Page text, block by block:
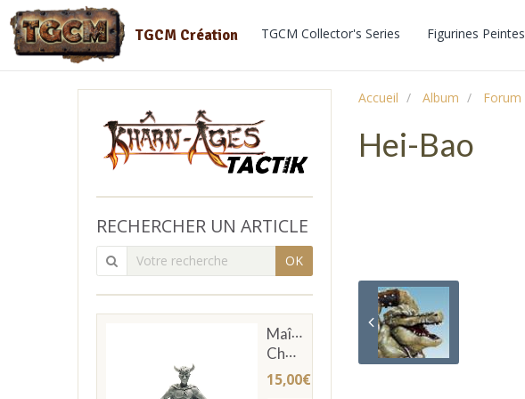
TGCM Création TGCM Collector's Series Figurines Peintes
Accueil Album Forum
Hei-Bao
RECHERCHER UN ARTICLE
OK
Maître
Chevachier
15,00€